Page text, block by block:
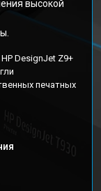
высокой
DesignJet Z9+
печатных